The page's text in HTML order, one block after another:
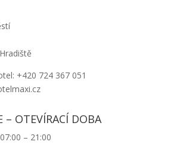
+420 724 367 051
– OTEVÍRACÍ DOBA
– 21:00